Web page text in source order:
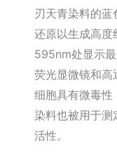
刃天青染料的
还原以生成高度
595nm处显示
荧光显微镜和高
细胞具有微毒性
染料也被用于测
活性。